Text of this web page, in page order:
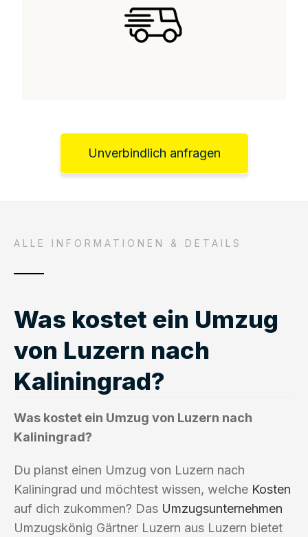
Unverbindlich anfragen
ALLE INFORMATIONEN & DETAILS
Was kostet ein Umzug
von Luzern nach
Kaliningrad?
Was kostet ein Umzug von Luzern nach
Kaliningrad?
Du planst einen Umzug von Luzern nach
Kaliningrad und möchtest wissen, welche Kosten
auf dich zukommen? Das Umzugsunternehmen
Umzugskönig Gärtner Luzern aus Luzern bietet